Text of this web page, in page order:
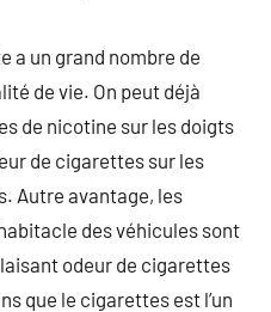
a un grand nombre de
de vie. On peut déjà
de nicotine sur les doigts
de cigarettes sur les
Autre avantage, les
des véhicules sont
odeur de cigarettes
que le cigarettes est l’un